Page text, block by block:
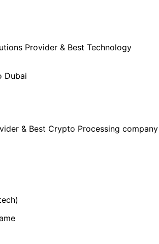
Provider & Best Technology
Dubai
& Best Crypto Processing company